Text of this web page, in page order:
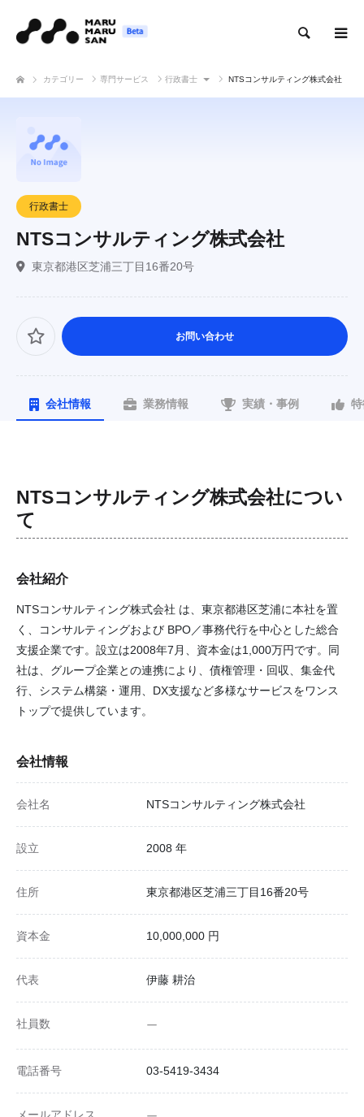
カテゴリー 専門サービス 行政書士 NTSコンサルティング株式会社
行政書士
NTSコンサルティング株式会社
東京都港区芝浦三丁目16番20号
お問い合わせ
会社情報 業務情報 実績・事例
NTSコンサルティング株式会社につい
て
会社紹介
NTSコンサルティング株式会社 は、東京都港区芝浦に本社を置
く、コンサルティングおよび BPO／事務代行を中心とした総合
支援企業です。設立は2008年7月、資本金は1,000万円です。同
社は、グループ企業との連携により、債権管理・回収、集金代
行、システム構築・運用、DX支援など多様なサービスをワンス
トップで提供しています。
会社情報
会社名 NTSコンサルティング株式会社
設立 2008 年
住所 東京都港区芝浦三丁目16番20号
資本金 10,000,000 円
代表 伊藤 耕治
社員数 ー
電話番号 03-5419-3434